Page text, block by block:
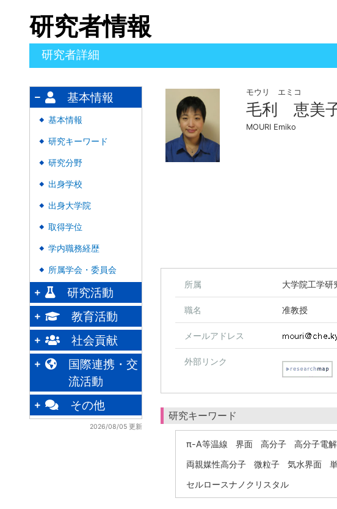
研究者情報
研究者詳細
基本情報
◆ 基本情報
◆ 研究キーワード
◆ 研究分野
◆ 出身学校
◆ 出身大学院
◆ 取得学位
◆ 学内職務経歴
◆ 所属学会・委員会
研究活動
教育活動
社会貢献
国際連携・交
流活動
その他
2026/08/05 更新
モウリ エミコ
毛利 恵美
MOURI Emiko
所属 大学院工学研
職名 准教授
メールアドレス
外部リンク
研究キーワード
π-A等温線 界面 高分子 高分子電
両親媒性高分子
微粒子 気水界面
セルロースナノクリスタル